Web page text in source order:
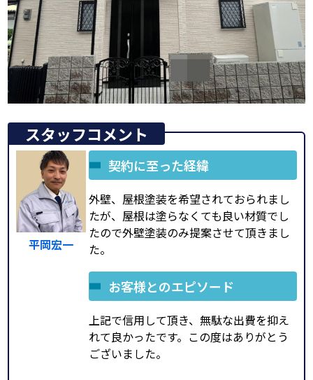
スタッフコメント
平岡宏一
契約に至った経緯
外壁、屋根塗装を希望されておられまし
たが、屋根は塗らなくても良い材質でし
たので外壁塗装のみ提案させて頂きまし
た。
お客様とのエピソード
上記で信用して頂き、無駄な出費を抑え
れて良かったです。この度はありがとう
ございました。